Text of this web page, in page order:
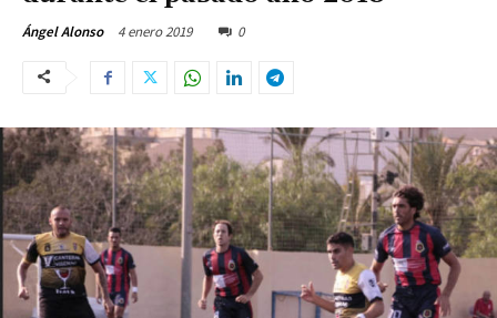
Ángel Alonso 4 enero 2019 0